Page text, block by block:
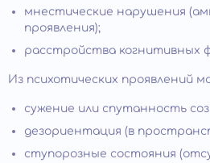
мнестические нарушения
проявления);
расстройства когнитивных
Из психотических проявлений
сужение или спутанность
дезориентация (в
ступорозные состояния